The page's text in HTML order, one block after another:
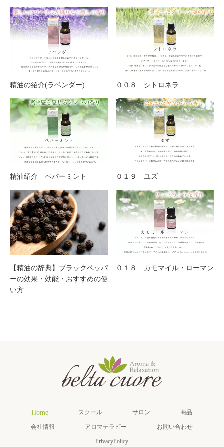
精油の紹介(ラベンダー) ００８ シトロネラ
精油紹介 ペパーミント ０１９ ユズ
【精油の辞典】ブラックペッパ
ーの効果・効能・おすすめの使
い方
０１８ カモマイル・ローマン
Home スクール サロン 商品
会社情報 アロマテラピー お問い合わせ
PrivacyPolicy